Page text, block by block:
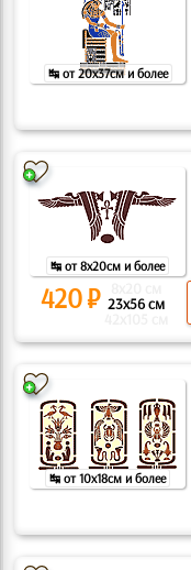
↹ от 20x37см и более
↹ от 8x20см и более
420 ₽ 23x56 см
↹ от 10x18см и более